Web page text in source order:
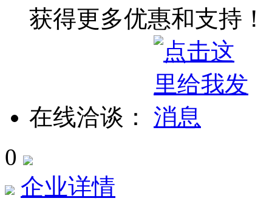
获得更多优惠和支持！
在线洽谈：
0
企业详情